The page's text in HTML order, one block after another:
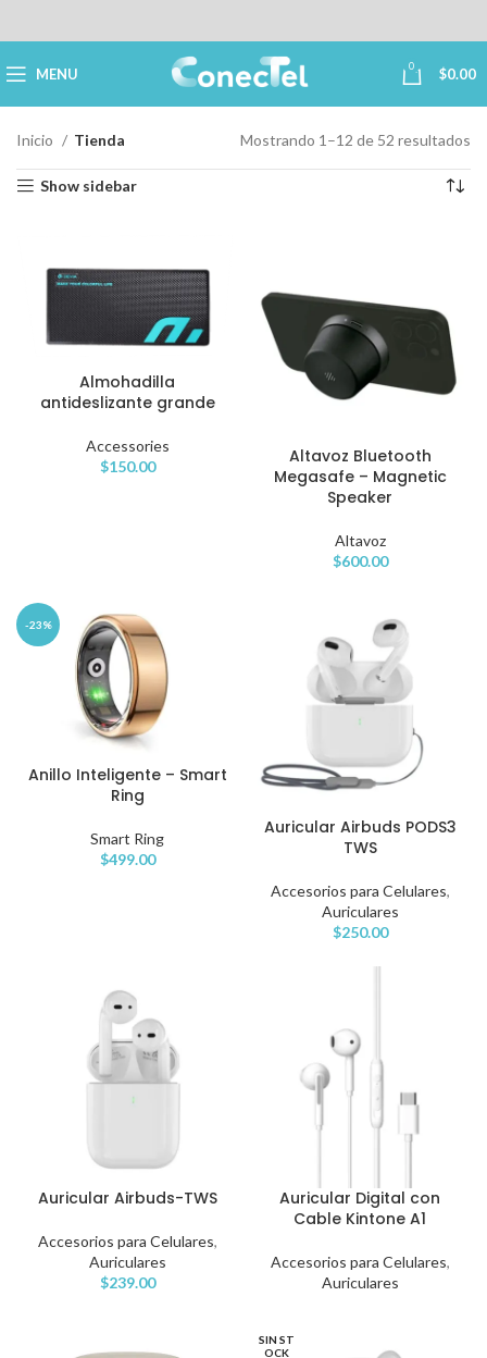
MENU 0 $0.00
Inicio Tienda Mostrando 1–12 de 52 resultados
Show sidebar
Almohadilla
antideslizante grande
Accessories
$150.00
Altavoz Bluetooth
Megasafe – Magnetic
Speaker
Altavoz
$600.00
-23%
Anillo Inteligente – Smart
Ring
Smart Ring
$499.00
Auricular Airbuds PODS3
TWS
Accesorios para Celulares,
Auriculares
$250.00
Auricular Airbuds-TWS
Accesorios para Celulares,
Auriculares
$239.00
Auricular Digital con
Cable Kintone A1
Accesorios para Celulares,
Auriculares
SIN ST
OCK